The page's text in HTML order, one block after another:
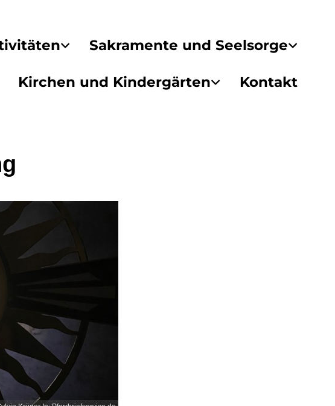
Sakramente und Seelsorge
Kirchen und Kindergärten Kontakt